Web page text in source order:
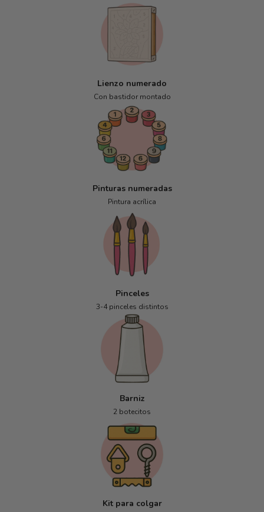
Lienzo numerado
Con bastidor montado
Pinturas numeradas
Pintura acrílica
Pinceles
3-4 pinceles distintos
Barniz
2 botecitos
Kit para colgar